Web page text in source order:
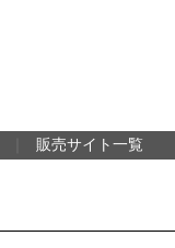
販売サイト一覧